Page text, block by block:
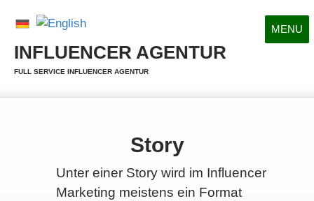
MENU
INFLUENCER AGENTUR
FULL SERVICE INFLUENCER AGENTUR
Story
Unter einer Story wird im Influencer
Marketing meistens ein Format